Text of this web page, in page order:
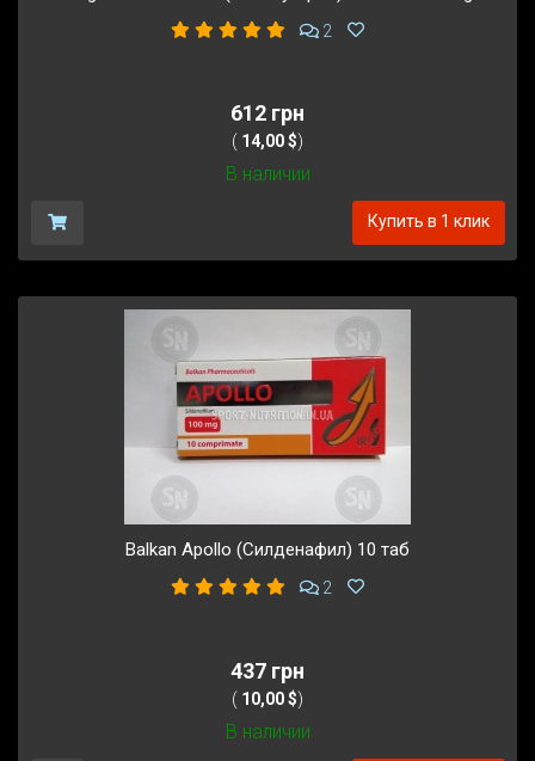
2
612 грн
( 14,00 $)
В наличии
Купить в 1 клик
Balkan Apollo (Силденафил) 10 таб
2
437 грн
( 10,00 $)
В наличии